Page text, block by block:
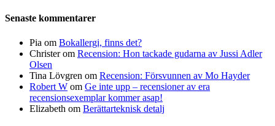
Senaste kommentarer
Pia om Bokallergi, finns det?
Christerom Recension: Hon tackade gudarna av Jussi Adler
Olsen
Tina Lövgren om Recension: Försvunnen av Mo Hayder
Robert W om Ge inte upp – recensioner av era
recensionsexemplar kommer asap!
Elizabeth om Berättarteknisk detalj